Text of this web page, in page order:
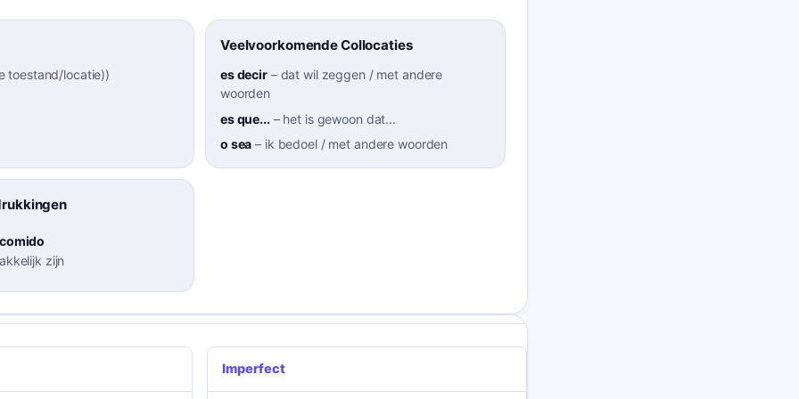
toestand/locatie))
Veelvoorkomende Collocaties
es decir– dat wil zeggen / met andere
woorden
es que...– het is gewoon dat...
o sea – ik bedoel / met andere woorden
zijn
Imperfect